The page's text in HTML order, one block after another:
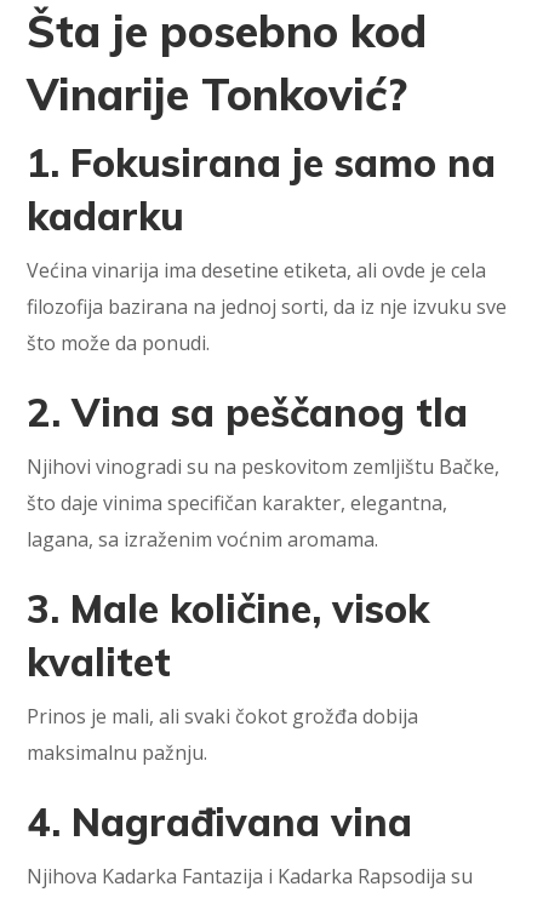
Šta je posebno kod
Vinarije Tonković?
1. Fokusirana je samo na
kadarku
Većina vinarija ima desetine etiketa, ali ovde je cela
filozofija bazirana na jednoj sorti, da iz nje izvuku sve
što može da ponudi.
2. Vina sa peščanog tla
Njihovi vinogradi su na peskovitom zemljištu Bačke,
što daje vinima specifičan karakter, elegantna,
lagana, sa izraženim voćnim aromama.
3. Male količine, visok
kvalitet
Prinos je mali, ali svaki čokot grožđa dobija
maksimalnu pažnju.
4. Nagrađivana vina
Njihova Kadarka Fantazija i Kadarka Rapsodija su